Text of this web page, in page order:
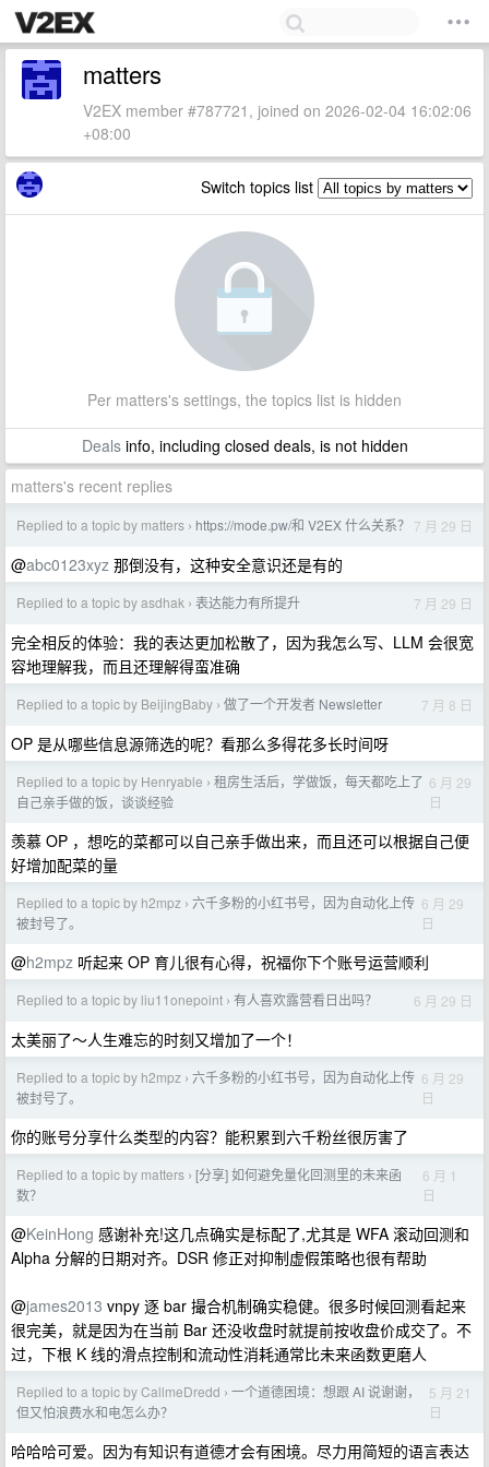
matters
V2EX member #787721, joined on 2026-02-04 16:02:06
+08:00
Switch topics list
Per matters's settings, the topics list is hidden
Dealsinfo, including closed deals, is not hidden
matters's recent replies
Replied to a topic by matters › https://mode.pw/和 V2EX 什么关系？ 7 月 29 日
@abc0123xyz 那倒没有，这种安全意识还是有的
Replied to a topic by asdhak › 表达能力有所提升 7 月 29 日
完全相反的体验：我的表达更加松散了，因为我怎么写、LLM 会很宽
容地理解我，而且还理解得蛮准确
Replied to a topic by BeijingBaby › 做了一个开发者 Newsletter 7 月 8 日
OP 是从哪些信息源筛选的呢？看那么多得花多长时间呀
Replied to a topic by Henryable › 租房生活后，学做饭，每天都吃上了
自己亲手做的饭，谈谈经验
6 月 29
日
羡慕 OP ，想吃的菜都可以自己亲手做出来，而且还可以根据自己便
好增加配菜的量
Replied to a topic by h2mpz › 六千多粉的小红书号，因为自动化上传
被封号了。
6 月 29
日
@h2mpz 听起来 OP 育儿很有心得，祝福你下个账号运营顺利
Replied to a topic by liu11onepoint › 有人喜欢露营看日出吗？ 6 月 29 日
太美丽了～人生难忘的时刻又增加了一个！
Replied to a topic by h2mpz › 六千多粉的小红书号，因为自动化上传
被封号了。
6 月 29
日
你的账号分享什么类型的内容？能积累到六千粉丝很厉害了
Replied to a topic by matters › [分享] 如何避免量化回测里的未来函
数？
6 月 1
日
@KeinHong 感谢补充!这几点确实是标配了,尤其是 WFA 滚动回测和
Alpha 分解的日期对齐。DSR 修正对抑制虚假策略也很有帮助
@james2013 vnpy 逐 bar 撮合机制确实稳健。很多时候回测看起来
很完美，就是因为在当前 Bar 还没收盘时就提前按收盘价成交了。不
过，下根 K 线的滑点控制和流动性消耗通常比未来函数更磨人
Replied to a topic by CallmeDredd › 一个道德困境：想跟 AI 说谢谢，
但又怕浪费水和电怎么办？
5 月 21
日
哈哈哈可爱。因为有知识有道德才会有困境。尽力用简短的语言表达